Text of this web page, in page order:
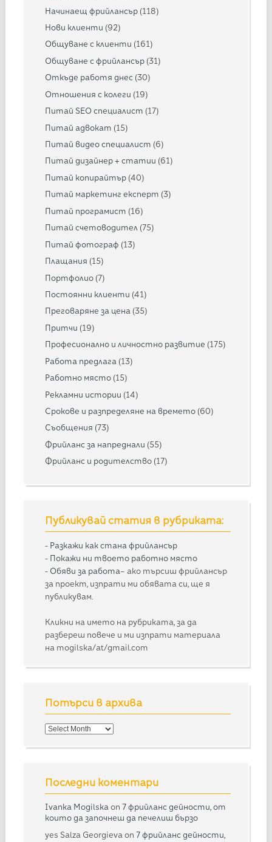
Начинаещ фрийлансър (118)
Нови клиенти (92)
Общуване с клиенти (161)
Общуване с фрийлансър (31)
Откъде работя днес (30)
Отношения с колеги (19)
Питай SEO специалист (17)
Питай адвокат (15)
Питай видео специалист (6)
Питай дизайнер + статии (61)
Питай копирайтър (40)
Питай маркетинг експерт (3)
Питай програмист (16)
Питай счетоводител (75)
Питай фотограф (13)
Плащания (15)
Портфолио (7)
Постоянни клиенти (41)
Преговаряне за цена (35)
Притчи (19)
Професионално и личностно развитие (175)
Работа предлага (13)
Работно място (15)
Рекламни истории (14)
Срокове и разпределяне на времето (60)
Съобщения (73)
Фрийланс за напреднали (55)
Фрийланс и родителство (17)
Публикувай статия в рубриката:
- Разкажи как стана фрийлансър
- Покажи ни твоето работно място
- Обяви за работа– ако търсиш фрийлансър
за проект, изпрати ми обявата си, ще я
публикувам.
Кликни на името на рубриката, за да
разбереш повече и ми изпрати материала
на mogilska/at/gmail.com
Потърси в архива
Потърси
Последни коментари
Ivanka Mogilskaon7 фрийланс дейности, от
които да започнеш да печелиш бързо
yes Salza Georgieva on7 фрийланс дейности,